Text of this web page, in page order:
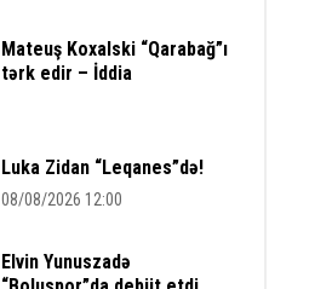
Mateuş Koxalski “Qarabağ”ı
tərk edir – İddia
Luka Zidan “Leqanes”də!
08/08/2026 12:00
Elvin Yunuszadə